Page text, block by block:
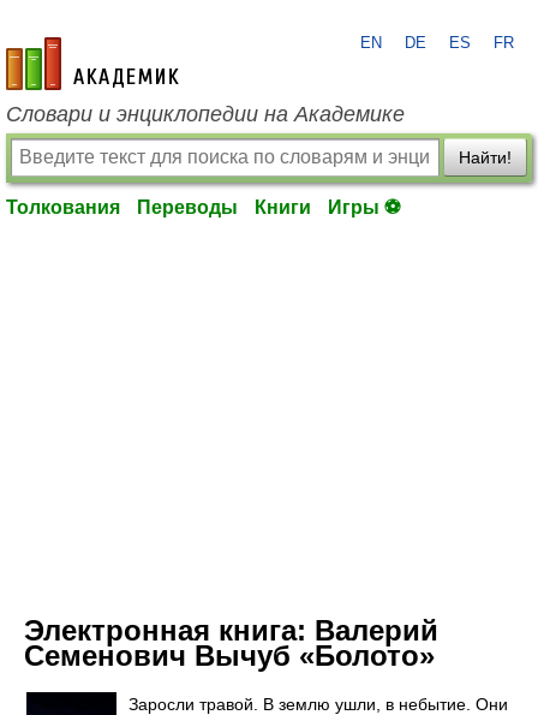
academic.ru
EN DE ES FR
Словари и энциклопедии на Академике
Найти!
Толкования Переводы Книги Игры ⚽
Электронная книга: Валерий
Семенович Вычуб «Болото»
Заросли травой. В землю ушли, в небытие. Они